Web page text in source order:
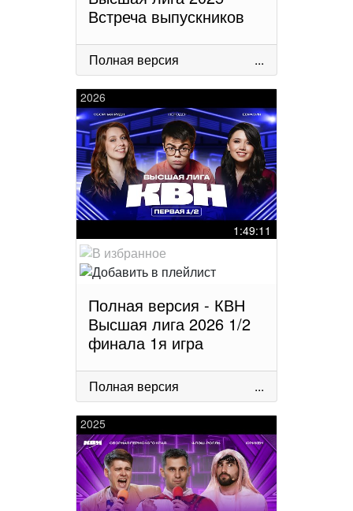
Встреча выпускников
Полная версия ...
2026
1:49:11
Полная версия - КВН
Высшая лига 2026 1/2
финала 1я игра
Полная версия ...
2025